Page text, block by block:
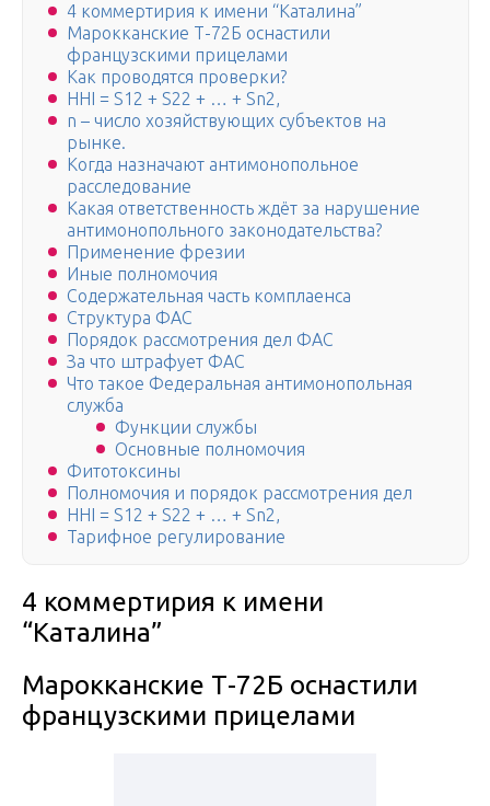
4 коммертирия к имени “Каталина”
Марокканские Т-72Б оснастили
французскими прицелами
Как проводятся проверки?
HHI = S12 + S22 + … + Sn2,
n – число хозяйствующих субъектов на
рынке.
Когда назначают антимонопольное
расследование
Какая ответственность ждёт за нарушение
антимонопольного законодательства?
Применение фрезии
Иные полномочия
Содержательная часть комплаенса
Структура ФАС
Порядок рассмотрения дел ФАС
За что штрафует ФАС
Что такое Федеральная антимонопольная
служба
Функции службы
Основные полномочия
Фитотоксины
Полномочия и порядок рассмотрения дел
HHI = S12 + S22 + … + Sn2,
Тарифное регулирование
4 коммертирия к имени
“Каталина”
Марокканские Т-72Б оснастили
французскими прицелами